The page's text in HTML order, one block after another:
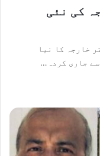
کی نئی
خارجہ کا نیا
جاری کردہ…